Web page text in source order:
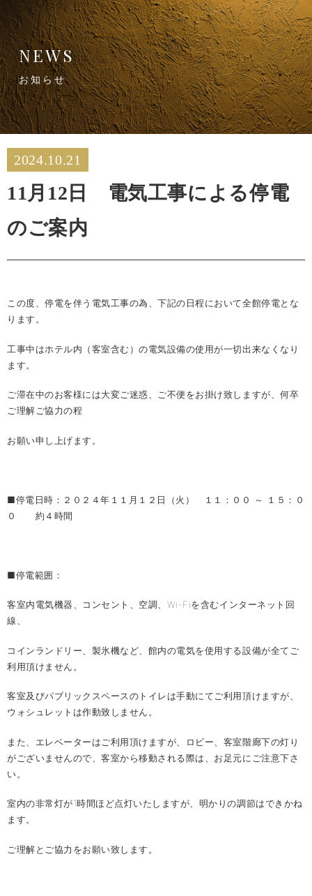
NEWS
お知らせ
2024.10.21
11月12日 電気工事による停電
のご案内
この度、停電を伴う電気工事の為、下記の日程において全館停電とな
ります。
工事中はホテル内（客室含む）の電気設備の使用が一切出来なくなり
ます。
ご滞在中のお客様には大変ご迷惑、ご不便をお掛け致しますが、何卒
ご理解ご協力の程
お願い申し上げます。
■停電日時：２０２４年１１月１２日（火） １１：００ ～ １５：０
０ 約４時間
■停電範囲：
客室内電気機器、コンセント、空調、Wi-Fiを含むインターネット回
線、
コインランドリー、製氷機など、館内の電気を使用する設備が全てご
利用頂けません。
客室及びパブリックスペースのトイレは手動にてご利用頂けますが、
ウォシュレットは作動致しません。
また、エレベーターはご利用頂けますが、ロビー、客室階廊下の灯り
がございませんので、客室から移動される際は、お足元にご注意下さ
い。
室内の非常灯が1時間ほど点灯いたしますが、明かりの調節はできかね
ます。
ご理解とご協力をお願い致します。